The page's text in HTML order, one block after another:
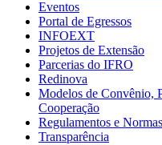
Eventos
Portal de Egressos
INFOEXT
Projetos de Extensão
Parcerias do IFRO
Redinova
Modelos de Convênio,
Cooperação
Regulamentos e
Transparência